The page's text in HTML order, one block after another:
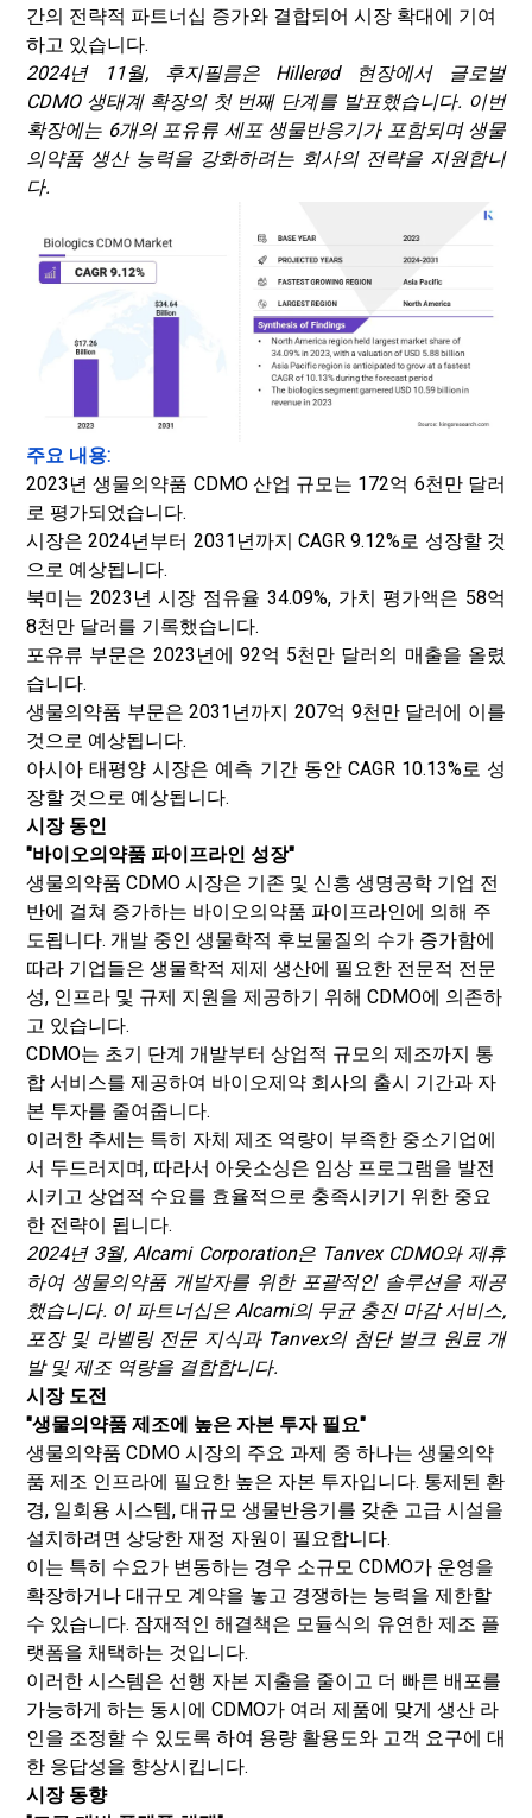
간의 전략적 파트너십 증가와 결합되어 시장 확대에 기여
하고 있습니다.
2024년 11월, 후지필름은 Hillerød 현장에서 글로벌
CDMO 생태계 확장의 첫 번째 단계를 발표했습니다. 이번
확장에는 6개의 포유류 세포 생물반응기가 포함되며 생물
의약품 생산 능력을 강화하려는 회사의 전략을 지원합니
다.
주요 내용:
2023년 생물의약품 CDMO 산업 규모는 172억 6천만 달러
로 평가되었습니다.
시장은 2024년부터 2031년까지 CAGR 9.12%로 성장할 것
으로 예상됩니다.
북미는 2023년 시장 점유율 34.09%, 가치 평가액은 58억
8천만 달러를 기록했습니다.
포유류 부문은 2023년에 92억 5천만 달러의 매출을 올렸
습니다.
생물의약품 부문은 2031년까지 207억 9천만 달러에 이를
것으로 예상됩니다.
아시아 태평양 시장은 예측 기간 동안 CAGR 10.13%로 성
장할 것으로 예상됩니다.
시장 동인
"바이오의약품 파이프라인 성장"
생물의약품 CDMO 시장은 기존 및 신흥 생명공학 기업 전
반에 걸쳐 증가하는 바이오의약품 파이프라인에 의해 주
도됩니다. 개발 중인 생물학적 후보물질의 수가 증가함에
따라 기업들은 생물학적 제제 생산에 필요한 전문적 전문
성, 인프라 및 규제 지원을 제공하기 위해 CDMO에 의존하
고 있습니다.
CDMO는 초기 단계 개발부터 상업적 규모의 제조까지 통
합 서비스를 제공하여 바이오제약 회사의 출시 기간과 자
본 투자를 줄여줍니다.
이러한 추세는 특히 자체 제조 역량이 부족한 중소기업에
서 두드러지며, 따라서 아웃소싱은 임상 프로그램을 발전
시키고 상업적 수요를 효율적으로 충족시키기 위한 중요
한 전략이 됩니다.
2024년 3월, Alcami Corporation은 Tanvex CDMO와 제휴
하여 생물의약품 개발자를 위한 포괄적인 솔루션을 제공
했습니다. 이 파트너십은 Alcami의 무균 충진 마감 서비스,
포장 및 라벨링 전문 지식과 Tanvex의 첨단 벌크 원료 개
발 및 제조 역량을 결합합니다.
시장 도전
"생물의약품 제조에 높은 자본 투자 필요"
생물의약품 CDMO 시장의 주요 과제 중 하나는 생물의약
품 제조 인프라에 필요한 높은 자본 투자입니다. 통제된 환
경, 일회용 시스템, 대규모 생물반응기를 갖춘 고급 시설을
설치하려면 상당한 재정 자원이 필요합니다.
이는 특히 수요가 변동하는 경우 소규모 CDMO가 운영을
확장하거나 대규모 계약을 놓고 경쟁하는 능력을 제한할
수 있습니다. 잠재적인 해결책은 모듈식의 유연한 제조 플
랫폼을 채택하는 것입니다.
이러한 시스템은 선행 자본 지출을 줄이고 더 빠른 배포를
가능하게 하는 동시에 CDMO가 여러 제품에 맞게 생산 라
인을 조정할 수 있도록 하여 용량 활용도와 고객 요구에 대
한 응답성을 향상시킵니다.
시장 동향